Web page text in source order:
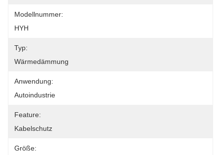
Modellnummer:
HYH
Typ:
Wärmedämmung
Anwendung:
Autoindustrie
Feature:
Kabelschutz
Größe: